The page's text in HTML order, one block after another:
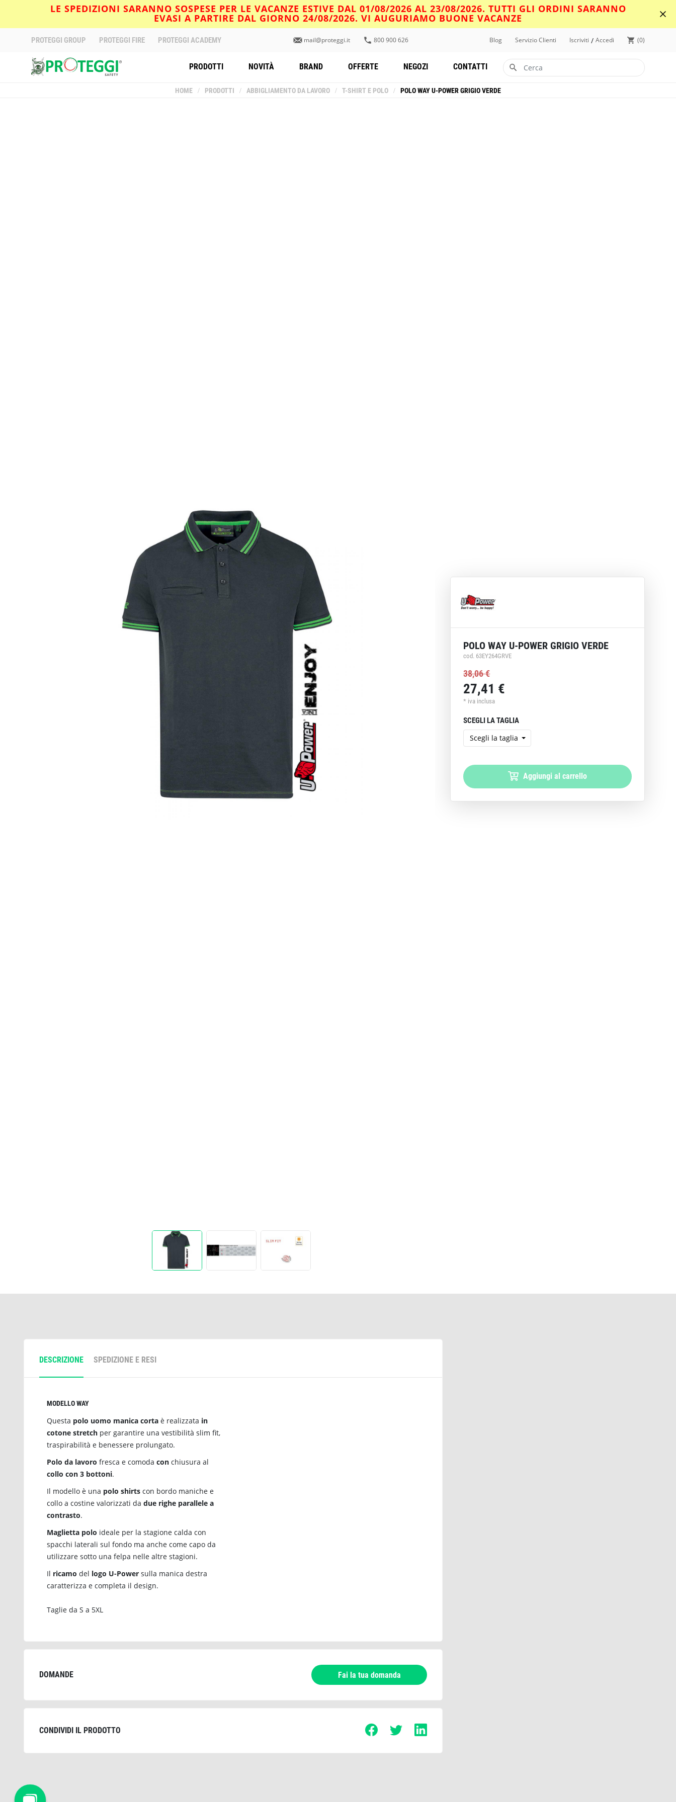
LE SPEDIZIONI SARANNO SOSPESE PER LE VACANZE ESTIVE DAL 01/08/2026 AL 23/08/2026. TUTTI GLI ORDINI SARANNO
EVASI A PARTIRE DAL GIORNO 24/08/2026. VI AUGURIAMO BUONE VACANZE
PROTEGGI GROUP PROTEGGI FIRE PROTEGGI ACADEMY mail@proteggi.it 800 900 626 Blog Servizio Clienti Iscriviti / Accedi 0
PRODOTTI NOVITÀ BRAND OFFERTE NEGOZI CONTATTI
HOME / PRODOTTI / ABBIGLIAMENTO DA LAVORO / T-SHIRT E POLO / POLO WAY U-POWER GRIGIO VERDE
DESCRIZIONE SPEDIZIONE E RESI
MODELLO WAY
Questa polo uomo manica corta è realizzata in
cotone stretch per garantire una vestibilità slim fit,
traspirabilità e benessere prolungato.
Polo da lavoro fresca e comoda con chiusura al
collo con 3 bottoni.
Il modello è una polo shirts con bordo maniche e
collo a costine valorizzati da due righe parallele a
contrasto.
Maglietta polo ideale per la stagione calda con
spacchi laterali sul fondo ma anche come capo da
utilizzare sotto una felpa nelle altre stagioni.
Il ricamo del logo U-Power sulla manica destra
caratterizza e completa il design.
Taglie da S a 5XL
DOMANDE Fai la tua domanda
CONDIVIDI IL PRODOTTO
POLO WAY U-POWER GRIGIO VERDE
cod. 63EY264GRVE
38,06 €
27,41 €
* iva inclusa
SCEGLI LA TAGLIA
Scegli la taglia
Aggiungi al carrello